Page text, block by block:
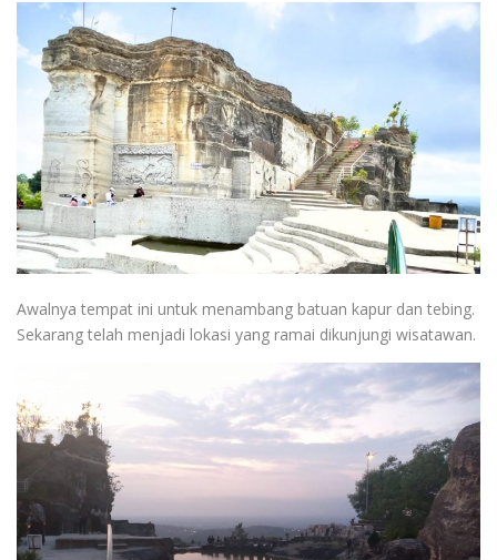
Awalnya tempat ini untuk menambang batuan kapur dan tebing.
Sekarang telah menjadi lokasi yang ramai dikunjungi wisatawan.